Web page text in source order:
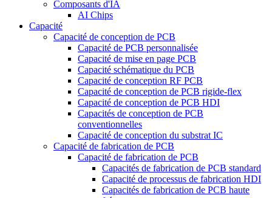
Composants d'IA
AI Chips
Capacité
Capacité de conception de PCB
Capacité de PCB personnalisée
Capacité de mise en page PCB
Capacité schématique du PCB
Capacité de conception RF PCB
Capacité de conception de PCB rigide-flex
Capacité de conception de PCB HDI
Capacités de conception de PCB
conventionnelles
Capacité de conception du substrat IC
Capacité de fabrication de PCB
Capacité de fabrication de PCB
Capacités de fabrication de PCB standard
Capacité de processus de fabrication HDI
Capacités de fabrication de PCB haute